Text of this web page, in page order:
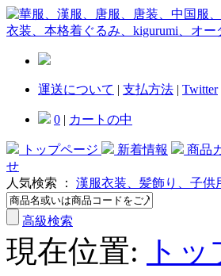
運送について | 支払方法 | Twitter
0 | カートの中
トップページ 新着情報 商品
せ
人気検索 ： 漢服衣装、髪飾り、子供
高級検索
現在位置: ト